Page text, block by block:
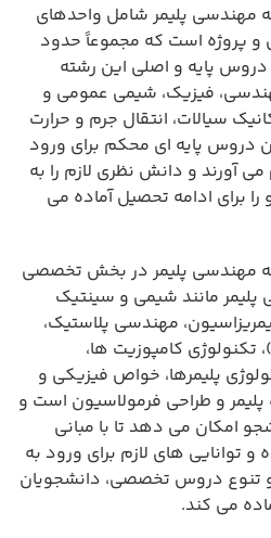
مهندسی پلیمر شامل واحدهای
و پروژه است که مجموعاً حدود
و دروس پایه و اصلی این رشته
فیزیک، شیمی عمومی و
سیالات، انتقال جرم و حرارت
دروس پایه ای محکم برای ورود
آورند و دانش نظری لازم را به
برای ادامه تحصیل آماده می
مهندسی پلیمر در بخش تخصصی
مانند شیمی و سینتیک
مهندسی پلاستیک،
تکنولوژی کامپوزیت ها،
پلیمرها، خواص فیزیکی و
پلیمر و طراحی فرمولاسیون است و
امکان می دهد تا با مبانی
توانایی های لازم برای ورود به
تنوع دروس تخصصی، دانشجویان
می کند.